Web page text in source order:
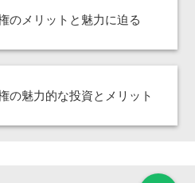
のメリットと魅力に迫る
の魅力的な投資とメリット